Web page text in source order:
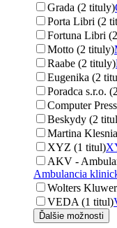
Grada (2 tituly)
Porta Libri (2
Fortuna Libri
Motto (2 tituly)
Raabe (2 tituly)
Eugenika (2
Poradca s.r.o.
Computer
Beskydy (2
Martina
XYZ (1 titul)
AKV -
Ambulancia
Wolters
VEDA (1 titul)
Ďalšie možnosti